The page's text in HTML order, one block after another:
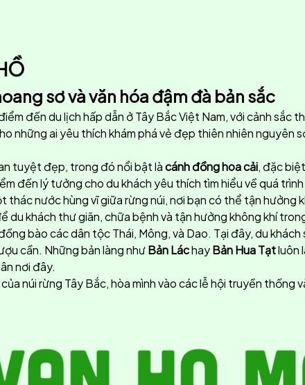
sơ và văn hóa đậm đà bản sắc
đến du lịch hấp dẫn ở Tây Bắc Việt Nam, với cảnh sắc
những ai yêu thích khám phá vẻ đẹp thiên nhiên nguyên
tuyệt đẹp, trong đó nổi bật làcánh đồng hoa cải, đặc
đến lý tưởng cho du khách yêu thích tìm hiểu về quá
thác nước hùng vĩ giữa rừng núi, nơi bạn có thể tận
du khách thư giãn, chữa bệnh và tận hưởng không khí
bào các dân tộc Thái, Mông, và Dao. Tại đây, du
cần. Những bản làng nhưBản LáchayBản Hua Tạtluôn
nơi đây.
núi rừng Tây Bắc, hòa mình vào các lễ hội truyền